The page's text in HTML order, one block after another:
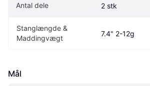
Antal dele 2 stk
Stanglængde &
Maddingvægt
7.4" 2-12g
Mål